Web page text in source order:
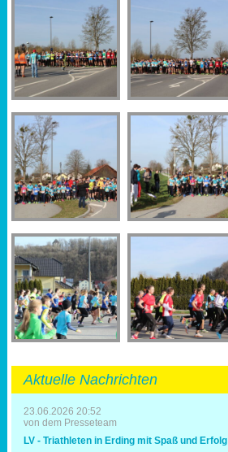
Aktuelle Nachrichten
23.06.2026 20:52
von dem Presseteam
LV - Triathleten in Erding mit Spaß und Erfolg